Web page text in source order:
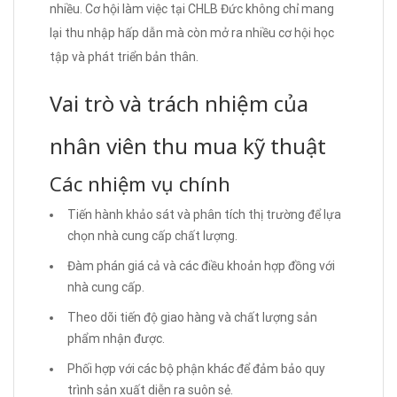
nhiều. Cơ hội làm việc tại CHLB Đức không chỉ mang
lại thu nhập hấp dẫn mà còn mở ra nhiều cơ hội học
tập và phát triển bản thân.
Vai trò và trách nhiệm của
nhân viên thu mua kỹ thuật
Các nhiệm vụ chính
Tiến hành khảo sát và phân tích thị trường để lựa
chọn nhà cung cấp chất lượng.
Đàm phán giá cả và các điều khoản hợp đồng với
nhà cung cấp.
Theo dõi tiến độ giao hàng và chất lượng sản
phẩm nhận được.
Phối hợp với các bộ phận khác để đảm bảo quy
trình sản xuất diễn ra suôn sẻ.